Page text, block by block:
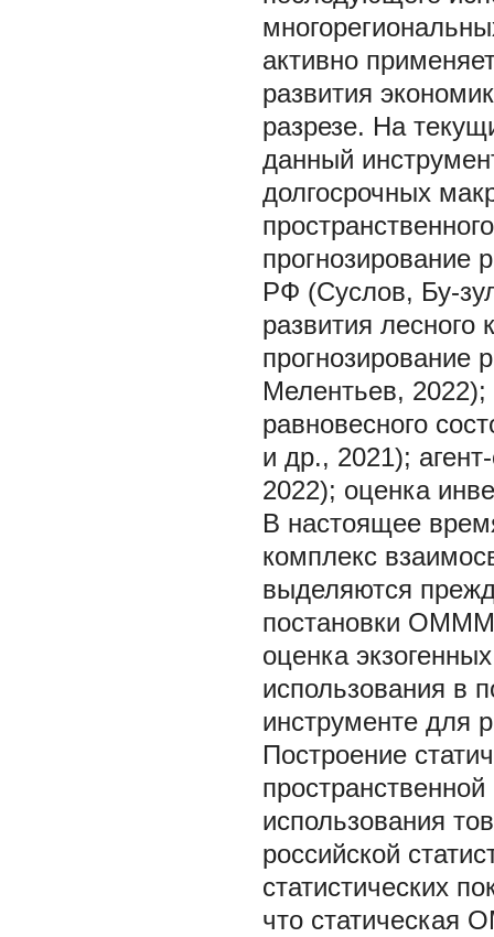
активно
развития
разрезе. На
данный
долгосрочных
прогнозирование
РФ (Суслов, Бу-
развития
прогнозирование
Мелентьев,
равновесного
и др., 2021);
2022); оценка
В настоящее
комплекс
выделяются
постановки
оценка
использования в
инструменте для
Построение
использования
российской
статистических
что статическая